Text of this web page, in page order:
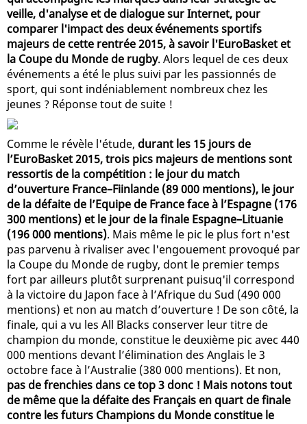
veille, d'analyse et de dialogue sur Internet, pour
comparer l'impact des deux événements sportifs
majeurs de cette rentrée 2015, à savoir l'EuroBasket et
la Coupe du Monde de rugby. Alors lequel de ces deux
événements a été le plus suivi par les passionnés de
sport, qui sont indéniablement nombreux chez les
jeunes ? Réponse tout de suite !
Comme le révèle l'étude, durant les 15 jours de
l’EuroBasket 2015, trois pics majeurs de mentions sont
ressortis de la compétition : le jour du match
d’ouverture France–Fiinlande (89 000 mentions), le jour
de la défaite de l’Equipe de France face à l’Espagne (176
300 mentions) et le jour de la finale Espagne–Lituanie
(196 000 mentions). Mais même le pic le plus fort n'est
pas parvenu à rivaliser avec l'engouement provoqué par
la Coupe du Monde de rugby, dont le premier temps
fort par ailleurs plutôt surprenant puisuq'il correspond
à la victoire du Japon face à l’Afrique du Sud (490 000
mentions) et non au match d’ouverture ! De son côté, la
finale, qui a vu les All Blacks conserver leur titre de
champion du monde, constitue le deuxième pic avec 440
000 mentions devant l’élimination des Anglais le 3
octobre face à l’Australie (380 000 mentions). Et non,
pas de frenchies dans ce top 3 donc ! Mais notons tout
de même que la défaite des Français en quart de finale
contre les futurs Champions du Monde constitue le